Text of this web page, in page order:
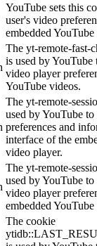
YouTube sets this
user's video
embedded
The yt-remote-fast-
is used by YouTube
video player
YouTube videos.
The yt-remote-
used by YouTube to
preferences and
interface of the
video player.
The yt-remote-
used by YouTube to
video player
embedded
The cookie